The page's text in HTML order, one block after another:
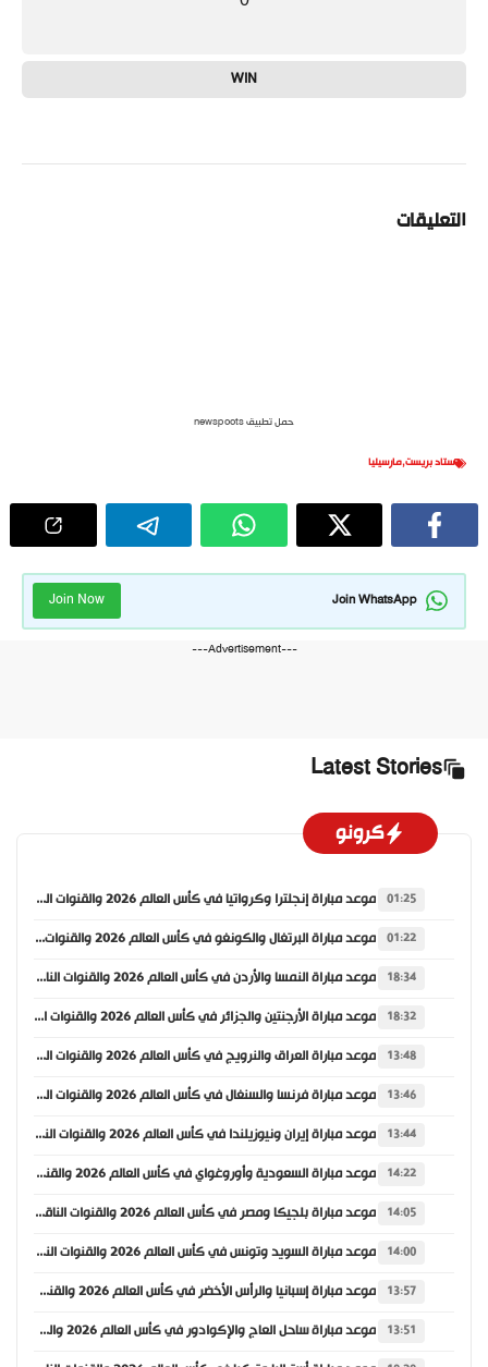
WIN
التعليقات
حمل تطبيق newspoots
ستاد بريست,مارسيليا
Join WhatsApp
Join Now
---Advertisement---
Latest Stories
كرونو
01:25 موعد مباراة إنجلترا وكرواتيا في كأس العالم 2026 والقنوات الناقلة
01:22 موعد مباراة البرتغال والكونغو في كأس العالم 2026 والقنوات الناقلة
18:34 موعد مباراة النمسا والأردن في كأس العالم 2026 والقنوات الناقلة
18:32 موعد مباراة الأرجنتين والجزائر في كأس العالم 2026 والقنوات الناقلة
13:48 موعد مباراة العراق والنرويج في كأس العالم 2026 والقنوات الناقلة
13:46 موعد مباراة فرنسا والسنغال في كأس العالم 2026 والقنوات الناقلة
13:44 موعد مباراة إيران ونيوزيلندا في كأس العالم 2026 والقنوات الناقلة
14:22 موعد مباراة السعودية وأوروغواي في كأس العالم 2026 والقنوات الناقلة
14:05 موعد مباراة بلجيكا ومصر في كأس العالم 2026 والقنوات الناقلة
14:00 موعد مباراة السويد وتونس في كأس العالم 2026 والقنوات الناقلة
13:57 موعد مباراة إسبانيا والرأس الأخضر في كأس العالم 2026 والقنوات الناقلة
13:51 موعد مباراة ساحل العاج والإكوادور في كأس العالم 2026 والقنوات الناقلة